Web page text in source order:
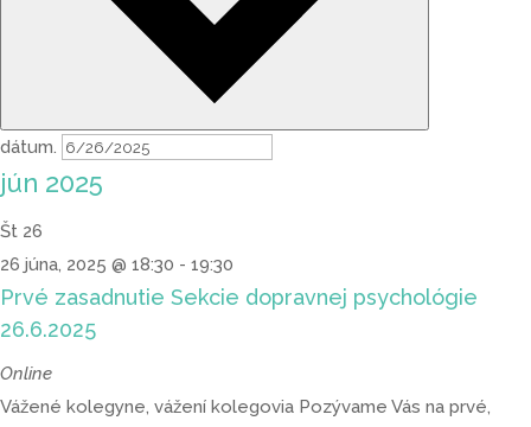
dátum.
jún 2025
Št 26
26 júna, 2025 @ 18:30 - 19:30
Prvé zasadnutie Sekcie dopravnej psychológie
26.6.2025
Online
Vážené kolegyne, vážení kolegovia Pozývame Vás na prvé,